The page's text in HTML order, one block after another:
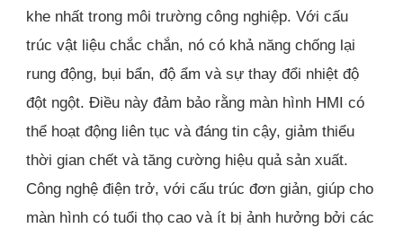
khe nhất trong môi trường công nghiệp. Với cấu
trúc vật liệu chắc chắn, nó có khả năng chống lại
rung động, bụi bẩn, độ ẩm và sự thay đổi nhiệt độ
đột ngột. Điều này đảm bảo rằng màn hình HMI có
thể hoạt động liên tục và đáng tin cậy, giảm thiểu
thời gian chết và tăng cường hiệu quả sản xuất.
Công nghệ điện trở, với cấu trúc đơn giản, giúp cho
màn hình có tuổi thọ cao và ít bị ảnh hưởng bởi các